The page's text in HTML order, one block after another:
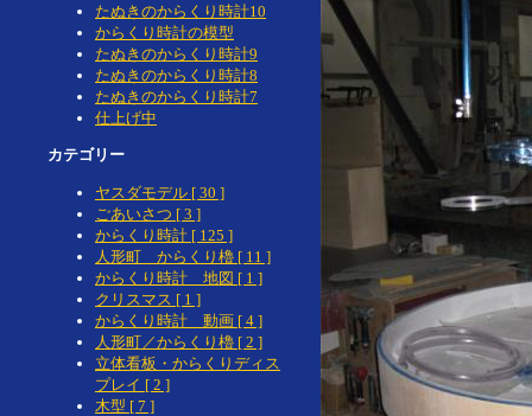
たぬきのからくり時計10
からくり時計の模型
たぬきのからくり時計9
たぬきのからくり時計8
たぬきのからくり時計7
仕上げ中
カテゴリー
ヤスダモデル [ 30 ]
ごあいさつ [ 3 ]
からくり時計 [ 125 ]
人形町 からくり櫓 [ 11 ]
からくり時計 地図 [ 1 ]
クリスマス [ 1 ]
からくり時計 動画 [ 4 ]
人形町／からくり櫓 [ 2 ]
立体看板・からくりディス
プレイ [ 2 ]
木型 [ 7 ]